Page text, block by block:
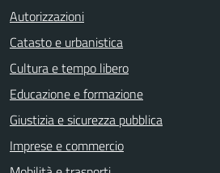
Autorizzazioni
Catasto e urbanistica
Cultura e tempo libero
Educazione e formazione
Giustizia e sicurezza pubblica
Imprese e commercio